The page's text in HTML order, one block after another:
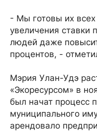
- Мы готовы их
увеличения ставки
людей даже
процентов, -
Мэрия Улан-Удэ
«Экоресурсом» в
был начат процесс
муниципального
арендовало